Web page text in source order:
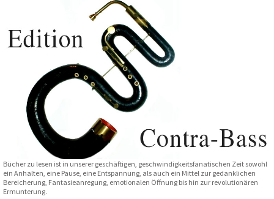
Bücher zu lesen ist in unserer geschäftigen, geschwindigkeitsfanatischen Zeit sowohl
ein Anhalten, eine Pause, eine Entspannung, als auch ein Mittel zur gedanklichen
Bereicherung, Fantasieanregung, emotionalen Öffnung bis hin zur revolutionären
Ermunterung.